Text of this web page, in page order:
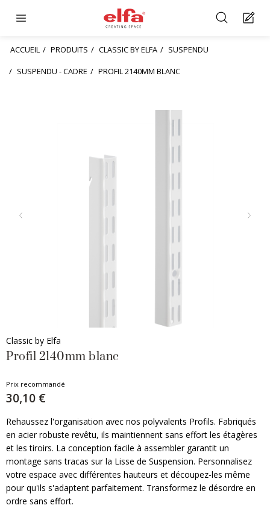
ACCUEIL PRODUITS CLASSIC BY ELFA
SUSPENDU
SUSPENDU - CADRE
PROFIL 2140MM BLANC
Classic by Elfa
Profil 2140mm blanc
Prix recommandé
30,10 €
Rehaussez l'organisation avec nos polyvalents Profils. Fabriqués
en acier robuste revêtu, ils maintiennent sans effort les étagères
et les tiroirs. La conception facile à assembler garantit un
montage sans tracas sur la Lisse de Suspension. Personnalisez
votre espace avec différentes hauteurs et découpez-les même
pour qu'ils s'adaptent parfaitement. Transformez le désordre en
ordre sans effort.